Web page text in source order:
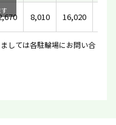
8,010 16,020
しては各駐輪場にお問い合